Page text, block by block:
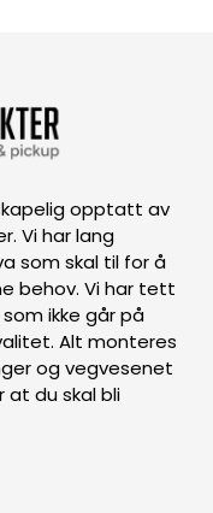
opptatt av
Vi har lang
som skal til for å
behov. Vi har tett
ikke går på
Alt monteres
og vegvesenet
at du skal bli